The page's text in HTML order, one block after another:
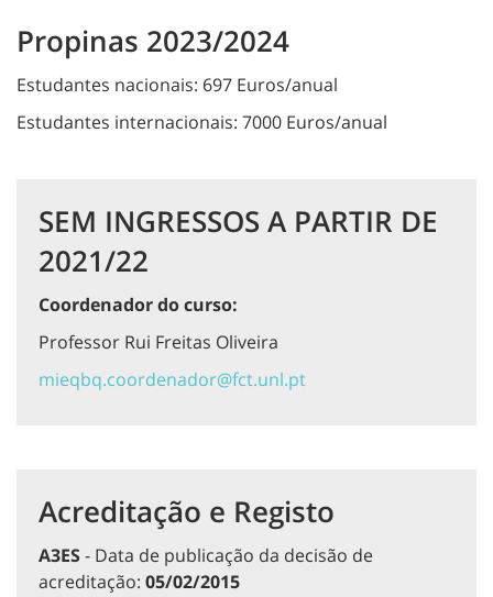
Propinas 2023/2024
Estudantes nacionais: 697 Euros/anual
Estudantes internacionais: 7000 Euros/anual
SEM INGRESSOS A PARTIR DE
2021/22
Coordenador do curso:
Professor Rui Freitas Oliveira
mieqbq.coordenador@fct.unl.pt
Acreditação e Registo
A3ES- Data de publicação da decisão de
acreditação: 05/02/2015